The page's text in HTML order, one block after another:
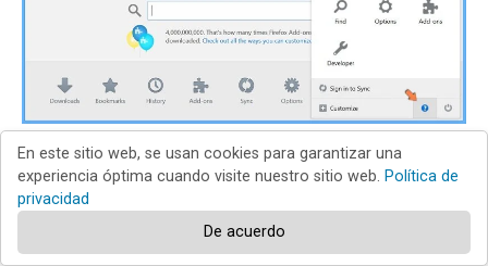
SeleccioneInformación para solucionar problemas
En este sitio web, se usan cookies para garantizar una
experiencia óptima cuando visite nuestro sitio web. Política de
privacidad
De acuerdo